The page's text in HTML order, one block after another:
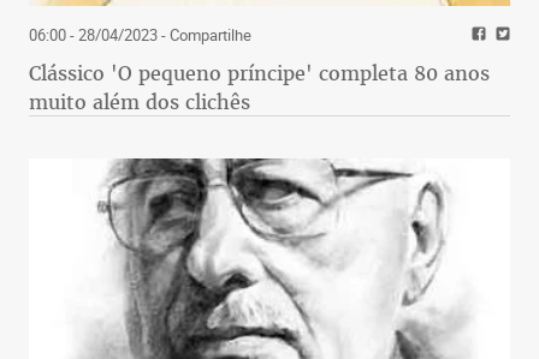
06:00 - 28/04/2023- Compartilhe
Clássico 'O pequeno príncipe' completa 80 anos
muito além dos clichês